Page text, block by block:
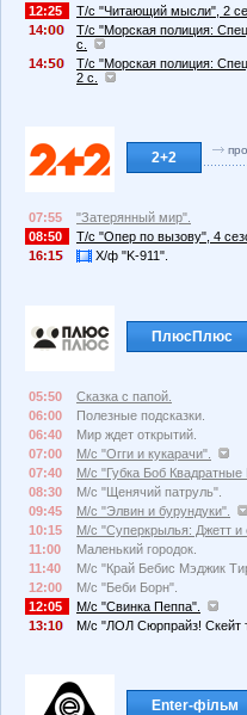
12:25
Т/с "Читающий мысли", 2
14:
Т/с "Морская полиция:
с.
14:
Т/с "Морская полиция:
2 с.
2+2
07:55
"Затерянный мир".
08:50
Т/с "Опер по вызову", 4
16:1
Х/ф "K-911".
ПлюсПлюс
05:50
Сказка с папой.
06:00
Полезные подсказки.
06:40
Мир ждет открытий.
07:00
М/с "Огги и кукарачи".
07:40
М/с "Губка Боб Квадратные
08:30
М/с "Щенячий патруль".
09:45
М/с "Элвин и бурундуки".
10:15
М/с "Суперкрылья: Джетт и
11:00
Маленький городок.
11:40
М/с "Край Бебис Мэджик
12:00
М/с "Беби Борн".
12:05
М/с "Свинка Пеппа".
13:1
М/с "ЛОЛ Сюрпрайз! Скейт
Enter-фільм